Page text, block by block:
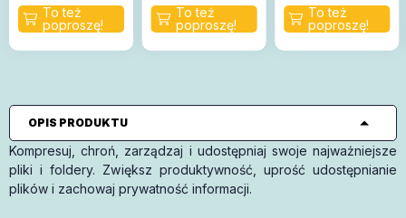
OPIS PRODUKTU
Kompresuj, chroń, zarządzaj i udostępniaj swoje najważniejsze
pliki i foldery. Zwiększ produktywność, uprość udostępnianie
plików i zachowaj prywatność informacji.